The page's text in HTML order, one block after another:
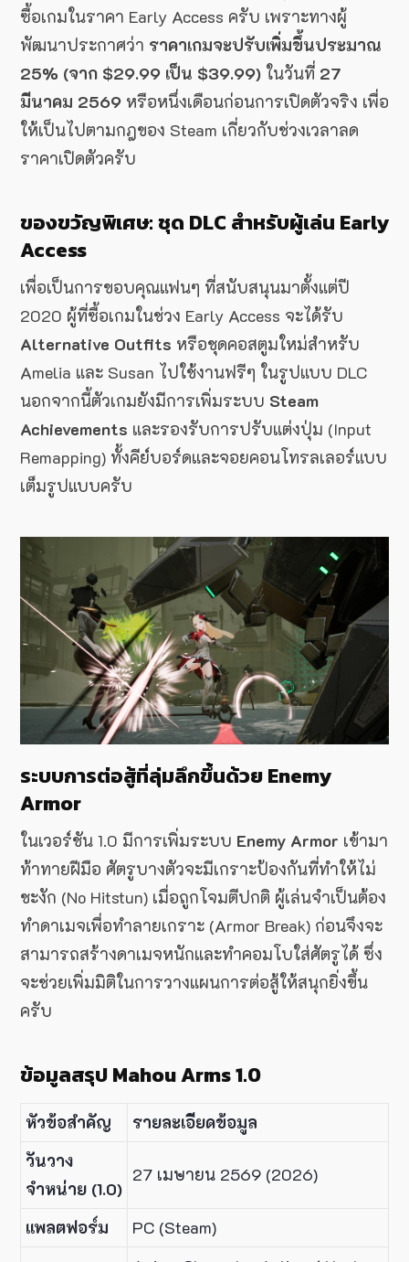
ซื้อเกมในราคา Early Access ครับ เพราะทางผู้
พัฒนาประกาศว่า ราคาเกมจะปรับเพิ่มขึ้นประมาณ
25% (จาก $29.99 เป็น $39.99) ในวันที่ 27
มีนาคม 2569 หรือหนึ่งเดือนก่อนการเปิดตัวจริง เพื่อ
ให้เป็นไปตามกฎของ Steam เกี่ยวกับช่วงเวลาลด
ราคาเปิดตัวครับ
ของขวัญพิเศษ: ชุด DLC สำหรับผู้เล่น Early
Access
เพื่อเป็นการขอบคุณแฟนๆ ที่สนับสนุนมาตั้งแต่ปี
2020 ผู้ที่ซื้อเกมในช่วง Early Access จะได้รับ
Alternative Outfits หรือชุดคอสตูมใหม่สำหรับ
Amelia และ Susan ไปใช้งานฟรีๆ ในรูปแบบ DLC
นอกจากนี้ตัวเกมยังมีการเพิ่มระบบ Steam
Achievements และรองรับการปรับแต่งปุ่ม (Input
Remapping) ทั้งคีย์บอร์ดและจอยคอนโทรลเลอร์แบบ
เต็มรูปแบบครับ
ระบบการต่อสู้ที่ลุ่มลึกขึ้นด้วย Enemy
Armor
ในเวอร์ชัน 1.0 มีการเพิ่มระบบ Enemy Armor เข้ามา
ท้าทายฝีมือ ศัตรูบางตัวจะมีเกราะป้องกันที่ทำให้ไม่
ชะงัก (No Hitstun) เมื่อถูกโจมตีปกติ ผู้เล่นจำเป็นต้อง
ทำดาเมจเพื่อทำลายเกราะ (Armor Break) ก่อนจึงจะ
สามารถสร้างดาเมจหนักและทำคอมโบใส่ศัตรูได้ ซึ่ง
จะช่วยเพิ่มมิติในการวางแผนการต่อสู้ให้สนุกยิ่งขึ้น
ครับ
ข้อมูลสรุป Mahou Arms 1.0
หัวข้อสำคัญ
รายละเอียดข้อมูล
วันวาง
จำหน่าย (1.0)
27 เมษายน 2569 (2026)
แพลตฟอร์ม
PC (Steam)